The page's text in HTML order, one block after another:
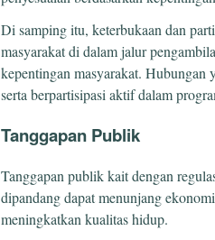
Di samping itu, keterbukaan dan
masyarakat di dalam jalur
kepentingan masyarakat. Hubungan
serta berpartisipasi aktif dalam
Tanggapan Publik
Tanggapan publik kait dengan
dipandang dapat menunjang
meningkatkan kualitas hidup.